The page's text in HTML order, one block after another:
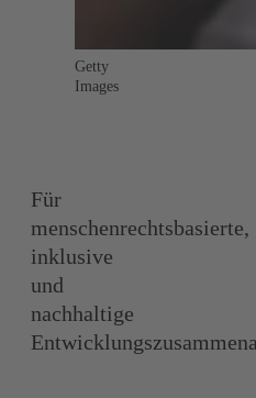
Getty
Images
Für
menschenrechtsbasierte,
inklusive
und
nachhaltige